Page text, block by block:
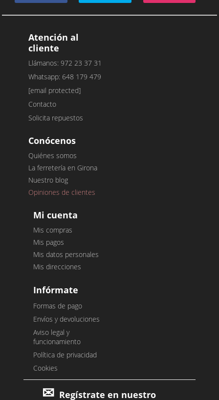
Atención al
cliente
Llámanos: 972 23 37 31
Whatsapp: 648 179 479
[email protected]
Contacto
Solicita repuestos
Conócenos
Quiénes somos
La ferretería en Girona
Nuestro blog
Opiniones de clientes
Mi cuenta
Mis compras
Mis pagos
Mis datos personales
Mis direcciones
Infórmate
Formas de pago
Envíos y devoluciones
Aviso legal y
funcionamiento
Política de privacidad
Cookies
Regístrate en nuestro